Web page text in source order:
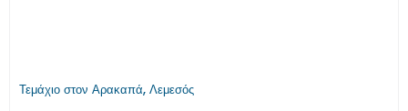
Τεμάχιο στον Αρακαπά, Λεμεσός